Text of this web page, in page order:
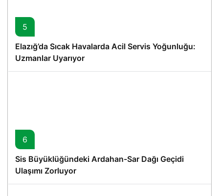
5
Elazığ’da Sıcak Havalarda Acil Servis Yoğunluğu:
Uzmanlar Uyarıyor
6
Sis Büyüklüğündeki Ardahan-Sar Dağı Geçidi
Ulaşımı Zorluyor